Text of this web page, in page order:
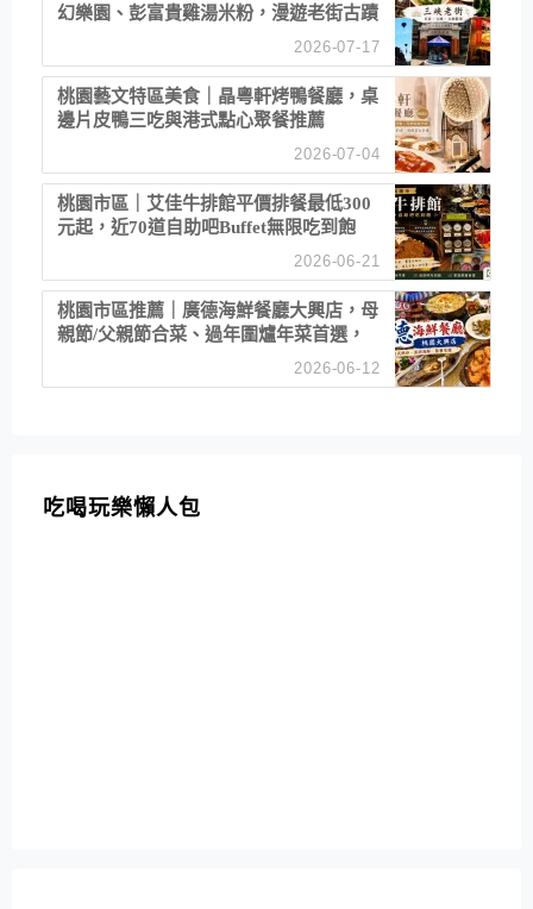
幻樂園、彭富貴雞湯米粉，漫遊老街古蹟
2026-07-17
桃園藝文特區美食｜晶粵軒烤鴨餐廳，桌
邊片皮鴨三吃與港式點心聚餐推薦
2026-07-04
桃園市區｜艾佳牛排館平價排餐最低300
元起，近70道自助吧Buffet無限吃到飽
2026-06-21
桃園市區推薦｜廣德海鮮餐廳大興店，母
親節/父親節合菜、過年圍爐年菜首選，
2026-06-12
吃喝玩樂懶人包